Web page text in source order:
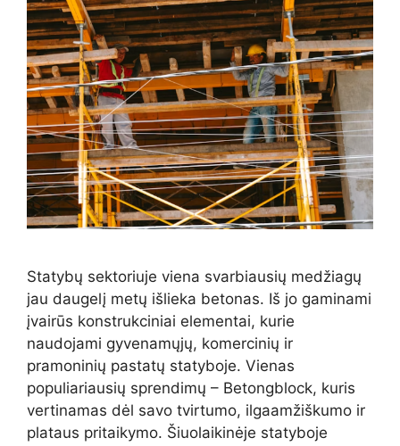
Statybų sektoriuje viena svarbiausių medžiagų
jau daugelį metų išlieka betonas. Iš jo gaminami
įvairūs konstrukciniai elementai, kurie
naudojami gyvenamųjų, komercinių ir
pramoninių pastatų statyboje. Vienas
populiariausių sprendimų – Betongblock, kuris
vertinamas dėl savo tvirtumo, ilgaamžiškumo ir
plataus pritaikymo. Šiuolaikinėje statyboje